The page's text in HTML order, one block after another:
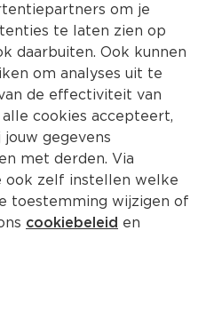
Banaan
om je
te laten zien op
daarbuiten. Ook kunnen
om analyses uit te
de effectiviteit van
cookies accepteert,
gegevens
met derden. Via
ook zelf instellen welke
toestemming wijzigen of
cookiebeleid en